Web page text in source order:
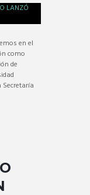
en el
como
de